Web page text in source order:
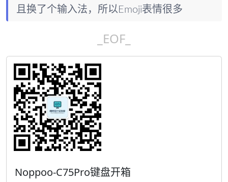
且换了个输入法，所以Emoji表情很多
_EOF_
Noppoo-C75Pro键盘开箱